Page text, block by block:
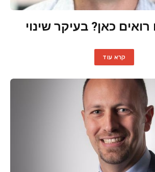
כאן? בעיקר שינוי
קרא עוד